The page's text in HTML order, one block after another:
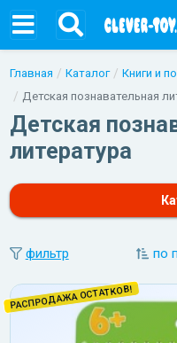
Главная Каталог
Книги и
Детская познавательная
Детская
литература
фильтр по
РАСПРОДАЖА ОСТАТКОВ!